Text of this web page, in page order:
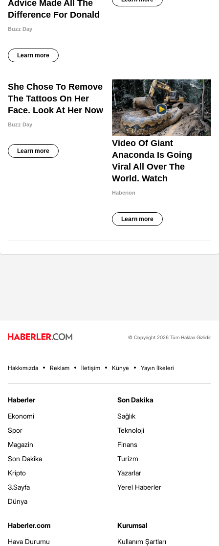
© Copyright 2026 Tüm Hakları Gizlidir.
Hakkımızda Reklam İletişim Künye Yayın İlkeleri
Haberler
Ekonomi
Spor
Magazin
Son Dakika
Kripto
3.Sayfa
Dünya
Son Dakika
Sağlık
Teknoloji
Finans
Turizm
Yazarlar
Yerel Haberler
Haberler.com
Hava Durumu
Kurumsal
Kullanım Şartları